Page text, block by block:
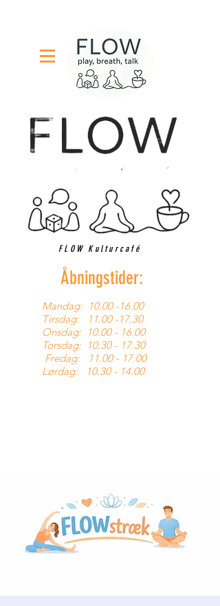
FLOW Kulturcafé
Åbningstider:
Mandag: 10.00 -16.00
Tirsdag:
11.00 -17.30
Onsdag: 10.00 - 16.00
Torsdag: 10.30 - 17.30
Fredag:
11.00 - 17.00
Lørdag:
10.30 - 14.00